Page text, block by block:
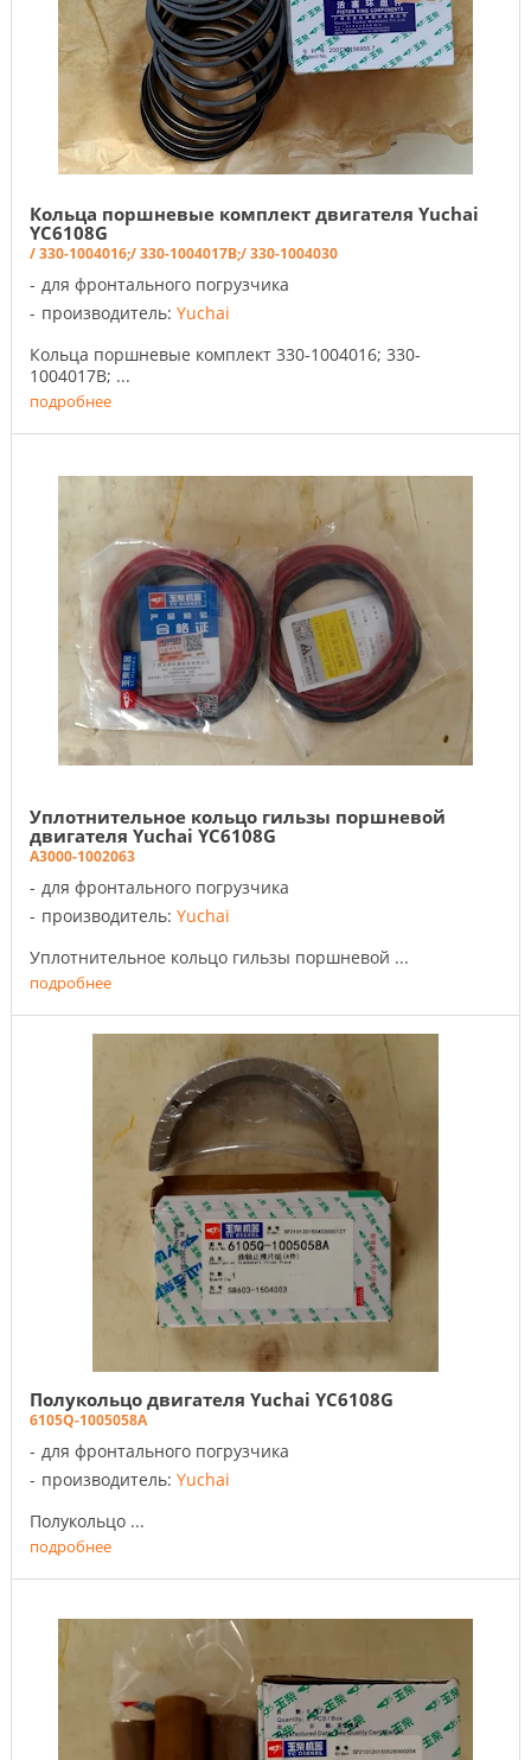
Кольца поршневые комплект двигателя Yuchai
YC6108G
/ 330-1004016;/ 330-1004017B;/ 330-1004030
для фронтального погрузчика
производитель: Yuchai
Кольца поршневые комплект 330-1004016; 330-
1004017B; ...
подробнее
Уплотнительное кольцо гильзы поршневой
двигателя Yuchai YC6108G
A3000-1002063
для фронтального погрузчика
производитель: Yuchai
Уплотнительное кольцо гильзы поршневой ...
подробнее
Полукольцо двигателя Yuchai YC6108G
6105Q-1005058A
для фронтального погрузчика
производитель: Yuchai
Полукольцо ...
подробнее